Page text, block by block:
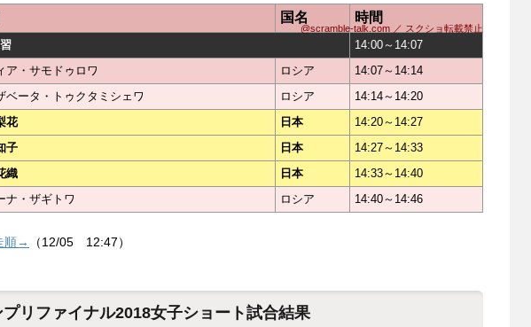
@scramble-talk.com ／ スクショ転載禁止
国名 時間
14:00～14:07
ア・サモドゥロワ ロシア
14:07～14:14
ベータ・トゥクタミシェワ ロシア
14:14～14:20
花 日本
14:20～14:27
子 日本
14:27～14:33
織 日本
14:33～14:40
ナ・ザギトワ ロシア 14:40～14:46
順→ （12/05 12:47）
プリファイナル2018女子ショート試合結果